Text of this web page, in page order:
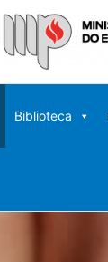
Biblioteca